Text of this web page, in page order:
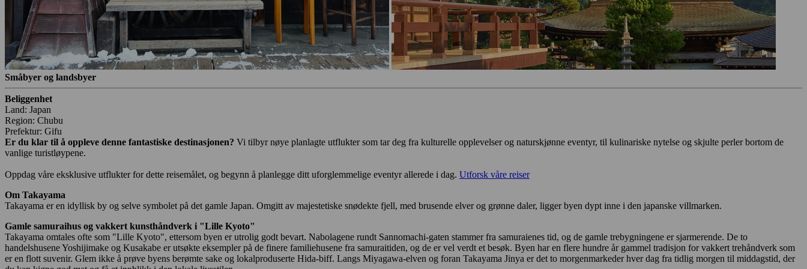
Småbyer og landsbyer
Beliggenhet
Land: Japan
Region: Chubu
Prefektur: Gifu
Er du klar til å oppleve denne fantastiske destinasjonen? Vi tilbyr nøye planlagte utflukter som tar deg fra kulturelle opplevelser og naturskjønne eventyr, til kulinariske nytelse og skjulte perler bortom de
vanlige turistløypene.
Oppdag våre eksklusive utflukter for dette reisemålet, og begynn å planlegge ditt uforglemmelige eventyr allerede i dag. Utforsk våre reiser
Om Takayama
Takayama er en idyllisk by og selve symbolet på det gamle Japan. Omgitt av majestetiske snødekte fjell, med brusende elver og grønne daler, ligger byen dypt inne i den japanske villmarken.
Gamle samuraihus og vakkert kunsthåndverk i "Lille Kyoto"
Takayama omtales ofte som "Lille Kyoto", ettersom byen er utrolig godt bevart. Nabolagene rundt Sannomachi-gaten stammer fra samuraienes tid, og de gamle trebygningene er sjarmerende. De to
handelshusene Yoshijimake og Kusakabe er utsøkte eksempler på de finere familiehusene fra samuraitiden, og de er vel verdt et besøk. Byen har en flere hundre år gammel tradisjon for vakkert trehåndverk som
er en flott suvenir. Glem ikke å prøve byens berømte sake og lokalproduserte Hida-biff. Langs Miyagawa-elven og foran Takayama Jinya er det to morgenmarkeder hver dag fra tidlig morgen til middagstid, der